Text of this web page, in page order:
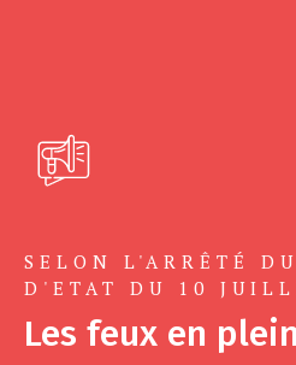
SELON L'ARRÊTÉ
D'ETAT DU 10
Les feux en